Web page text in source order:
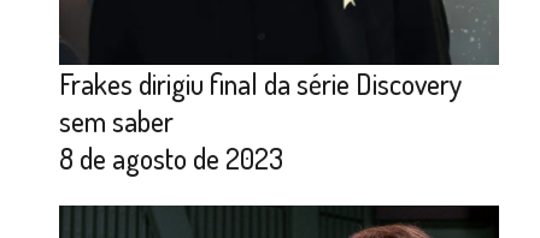
Frakes dirigiu final da série Discovery
sem saber
8 de agosto de 2023